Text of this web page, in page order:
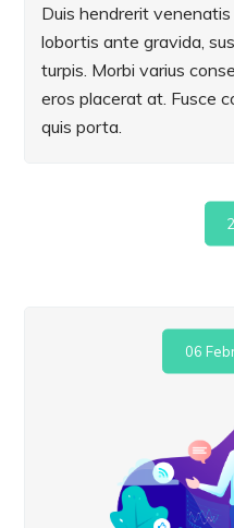
Duis hendrerit
lobortis ante gravida,
turpis. Morbi varius
eros placerat at. Fusce
quis porta.
06